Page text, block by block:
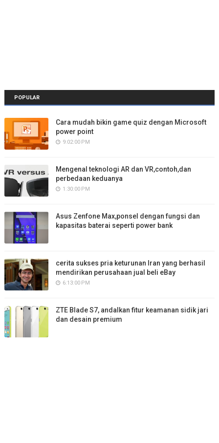
POPULAR
Cara mudah bikin game quiz dengan Microsoft
power point
9:02:00 PM
Mengenal teknologi AR dan VR,contoh,dan
perbedaan keduanya
1:30:00 PM
Asus Zenfone Max,ponsel dengan fungsi dan
kapasitas baterai seperti power bank
cerita sukses pria keturunan Iran yang berhasil
mendirikan perusahaan jual beli eBay
6:13:00 PM
ZTE Blade S7, andalkan fitur keamanan sidik jari
dan desain premium